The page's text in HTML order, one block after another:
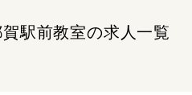
駅前教室の求人一覧